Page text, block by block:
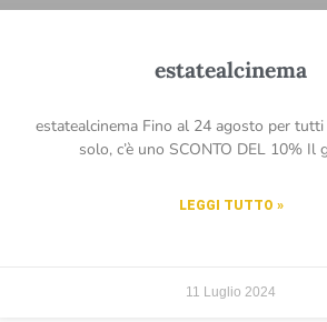
estatealcinema
estatealcinema Fino al 24 agosto per
solo, c’è uno SCONTO DEL 10% Il
LEGGI TUTTO »
11 Luglio 2024